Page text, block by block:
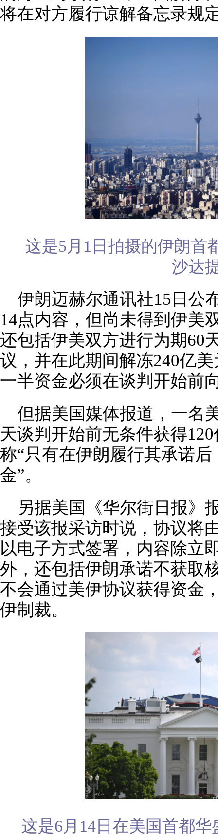
将在对方履行谅解备忘录规
这是5月1日拍摄的伊朗首
沙达
伊朗迈赫尔通讯社15日公
14点内容，但尚未得到伊美
还包括伊美双方进行为期60
议，并在此期间解冻240亿
一半资金必须在谈判开始前
但据美国媒体报道，一名
天谈判开始前无条件获得
称“只有在伊朗履行其承诺
金”。
另据美国《华尔街日报》
接受该报采访时说，协议将
以电子方式签署，内容除立
外，还包括伊朗承诺不获取
不会通过美伊协议获得资金
伊制裁。
这是6月14日在美国首都